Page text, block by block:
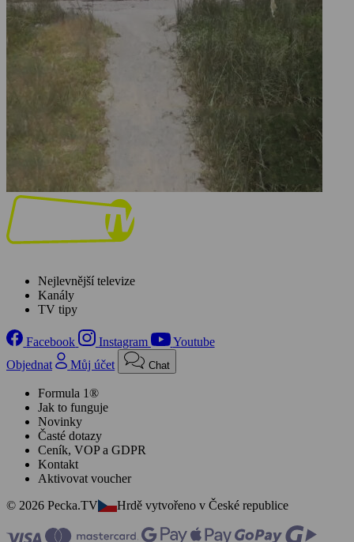
Nejlevnější televize
Kanály
TV tipy
Facebook Instagram
Youtube
Objednat
Můj účet Chat
Formula 1®
Jak to funguje
Novinky
Časté dotazy
Ceník, VOP a GDPR
Kontakt
Aktivovat voucher
© 2026 Pecka.TV
Hrdě vytvořeno v České republice